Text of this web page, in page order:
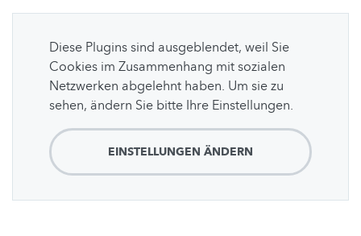
Diese Plugins sind ausgeblendet, weil Sie
Cookies im Zusammenhang mit sozialen
Netzwerken abgelehnt haben. Um sie zu
sehen, ändern Sie bitte Ihre Einstellungen.
EINSTELLUNGEN ÄNDERN